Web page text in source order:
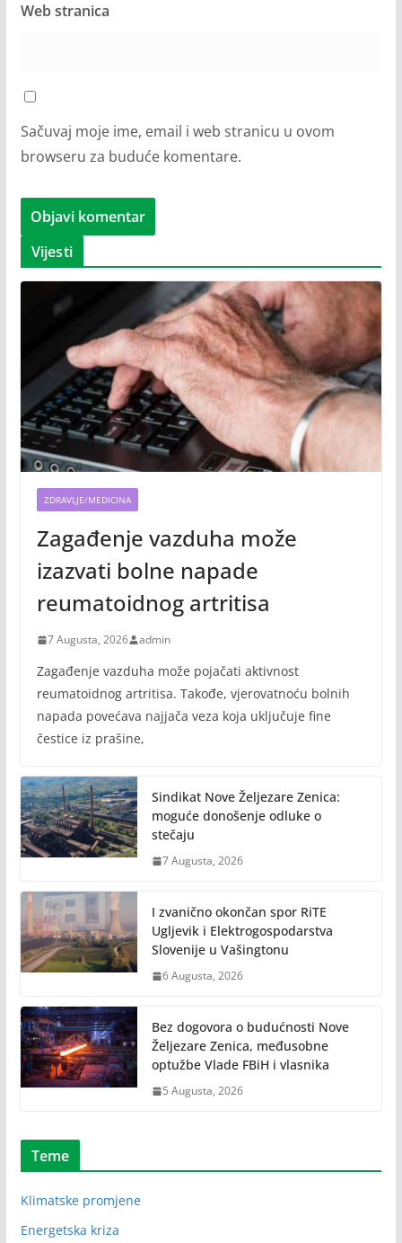
Web stranica
Sačuvaj moje ime, email i web stranicu u ovom
browseru za buduće komentare.
Vijesti
ZDRAVLJE/MEDICINA
Zagađenje vazduha može
izazvati bolne napade
reumatoidnog artritisa
7 Augusta, 2026 admin
Zagađenje vazduha može pojačati aktivnost
reumatoidnog artritisa. Takođe, vjerovatnoću bolnih
napada povećava najjača veza koja uključuje fine
čestice iz prašine,
Sindikat Nove Željezare Zenica:
moguće donošenje odluke o
stečaju
7 Augusta, 2026
I zvanično okončan spor RiTE
Ugljevik i Elektrogospodarstva
Slovenije u Vašingtonu
6 Augusta, 2026
Bez dogovora o budućnosti Nove
Željezare Zenica, međusobne
optužbe Vlade FBiH i vlasnika
5 Augusta, 2026
Teme
Klimatske promjene
Energetska kriza